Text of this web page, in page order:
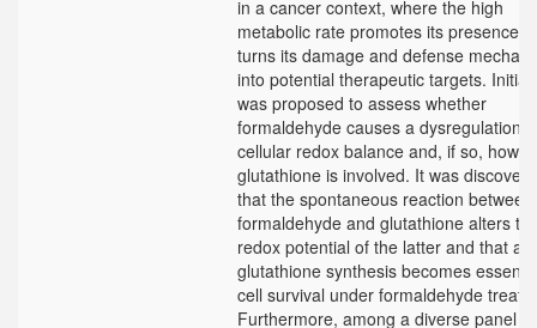
in a cancer context, where the high
metabolic rate promotes its presence
turns its damage and defense
into potential therapeutic targets.
was proposed to assess whether
formaldehyde causes a dysregulation
cellular redox balance and, if so, how
glutathione is involved. It was
that the spontaneous reaction between
formaldehyde and glutathione alters
redox potential of the latter and that
glutathione synthesis becomes
cell survival under formaldehyde
Furthermore, among a diverse panel of